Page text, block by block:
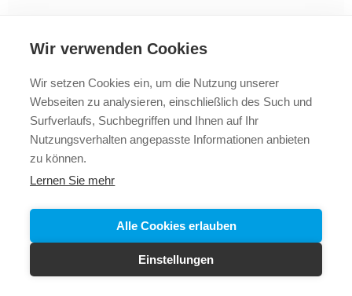
Wir verwenden Cookies
Wir setzen Cookies ein, um die Nutzung unserer
Webseiten zu analysieren, einschließlich des Such und
Surfverlaufs, Suchbegriffen und Ihnen auf Ihr
Nutzungsverhalten angepasste Informationen anbieten
zu können.
Lernen Sie mehr
Alle Cookies erlauben
Einstellungen
2025 © Vollbad Impressum Datenschutz
62288